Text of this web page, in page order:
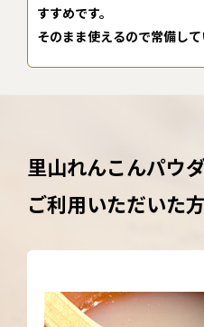
すすめです。
そのまま使えるので常備して
里山れんこんパウ
ご利用いただいた